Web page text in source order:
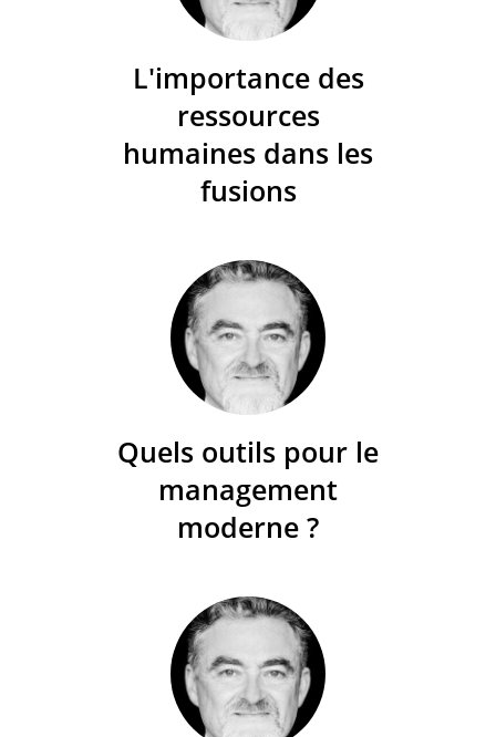
L'importance des
ressources
humaines dans les
fusions
Quels outils pour le
management
moderne ?